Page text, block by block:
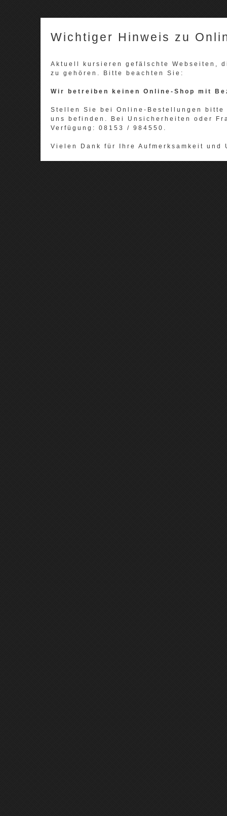
Wichtiger Hinweis zu
Aktuell kursieren gefälschte Webseiten,
zu gehören. Bitte beachten Sie:
Wir betreiben keinen Online-Shop mit
Stellen Sie bei Online-Bestellungen
uns befinden. Bei Unsicherheiten oder
Verfügung: 08153 / 984550.
Vielen Dank für Ihre Aufmerksamkeit und